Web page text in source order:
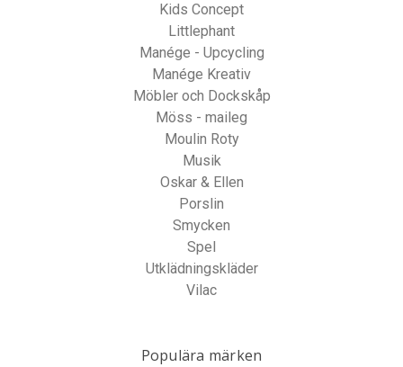
Kids Concept
Littlephant
Manége - Upcycling
Manége Kreativ
Möbler och Dockskåp
Möss - maileg
Moulin Roty
Musik
Oskar & Ellen
Porslin
Smycken
Spel
Utklädningskläder
Vilac
Populära märken